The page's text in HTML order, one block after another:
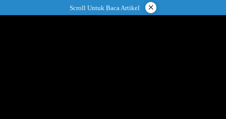
ke
Scroll Untuk Baca Artikel ×